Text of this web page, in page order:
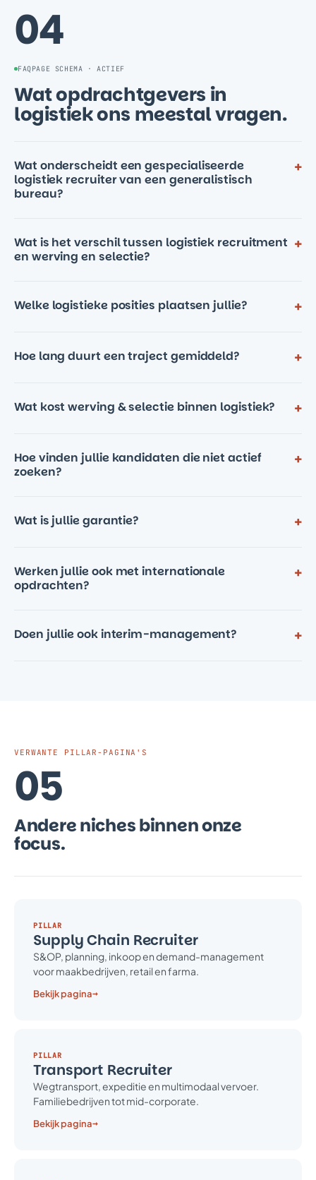
04
FAQPAGE SCHEMA · ACTIEF
Wat opdrachtgevers in
logistiek ons meestal vragen.
Wat onderscheidt een gespecialiseerde
logistiek recruiter van een generalistisch
bureau?
+
Wat is het verschil tussen logistiek recruitment
en werving en selectie?
+
Welke logistieke posities plaatsen jullie? +
Hoe lang duurt een traject gemiddeld? +
Wat kost werving & selectie binnen logistiek? +
Hoe vinden jullie kandidaten die niet actief
zoeken?
+
Wat is jullie garantie? +
Werken jullie ook met internationale
opdrachten?
+
Doen jullie ook interim-management? +
VERWANTE PILLAR-PAGINA'S
05
Andere niches binnen onze
focus.
PILLAR
Supply Chain Recruiter
S&OP, planning, inkoop en demand-management
voor maakbedrijven, retail en farma.
Bekijk pagina→
PILLAR
Transport Recruiter
Wegtransport, expeditie en multimodaal vervoer.
Familiebedrijven tot mid-corporate.
Bekijk pagina→